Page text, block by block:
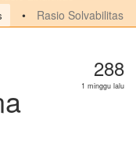
Rasio Solvabilitas
288
1 minggu lalu